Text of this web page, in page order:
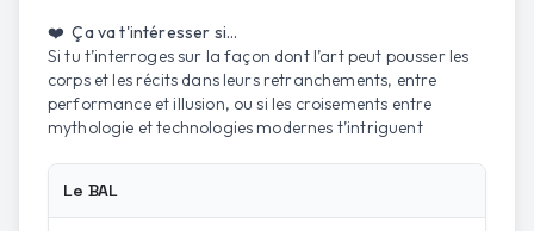
❤️ Ça va t'intéresser si...
Si tu t’interroges sur la façon dont l’art peut pousser les
corps et les récits dans leurs retranchements, entre
performance et illusion, ou si les croisements entre
mythologie et technologies modernes t’intriguent
Le BAL